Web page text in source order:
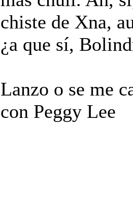
chiste de Xna,
¿a que sí,
Lanzo o se me
con Peggy Lee